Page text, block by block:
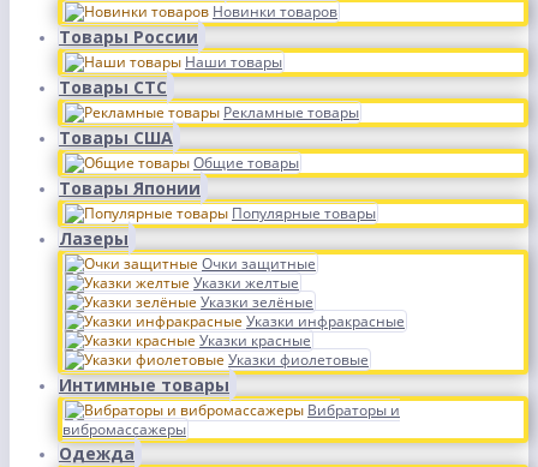
Новинки товаров
Товары России
Наши товары
Товары СТС
Рекламные товары
Товары США
Общие товары
Товары Японии
Популярные товары
Лазеры
Очки защитные
Указки желтые
Указки зелёные
Указки инфракрасные
Указки красные
Указки фиолетовые
Интимные товары
Вибраторы и
вибромассажеры
Одежда